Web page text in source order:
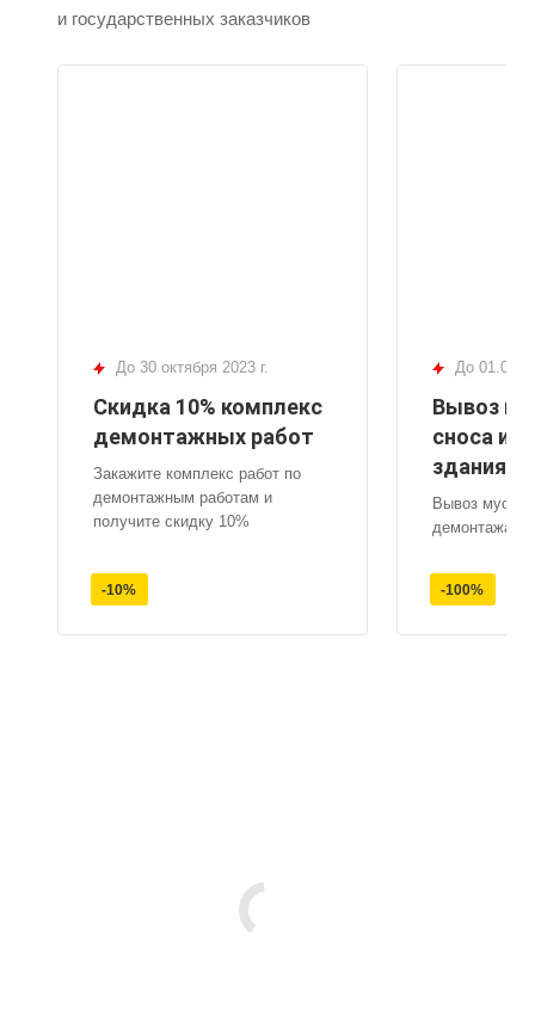
и государственных заказчиков
До 30 октября 2023 г.
Скидка 10% комплекс
демонтажных работ
Закажите комплекс работ по
демонтажным работам и
получите скидку 10%
-10%
до
Вывоз
сноса
здания
Вывоз
демонтажа
-100%